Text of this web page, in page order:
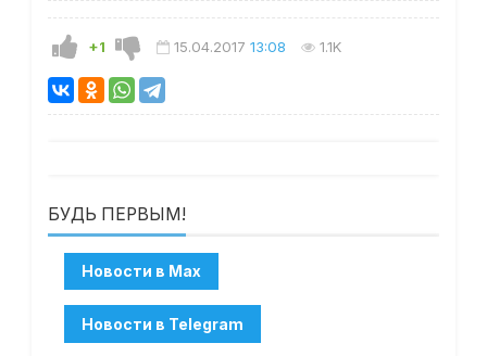
+1 15.04.2017 13:08 1.1K
БУДЬ ПЕРВЫМ!